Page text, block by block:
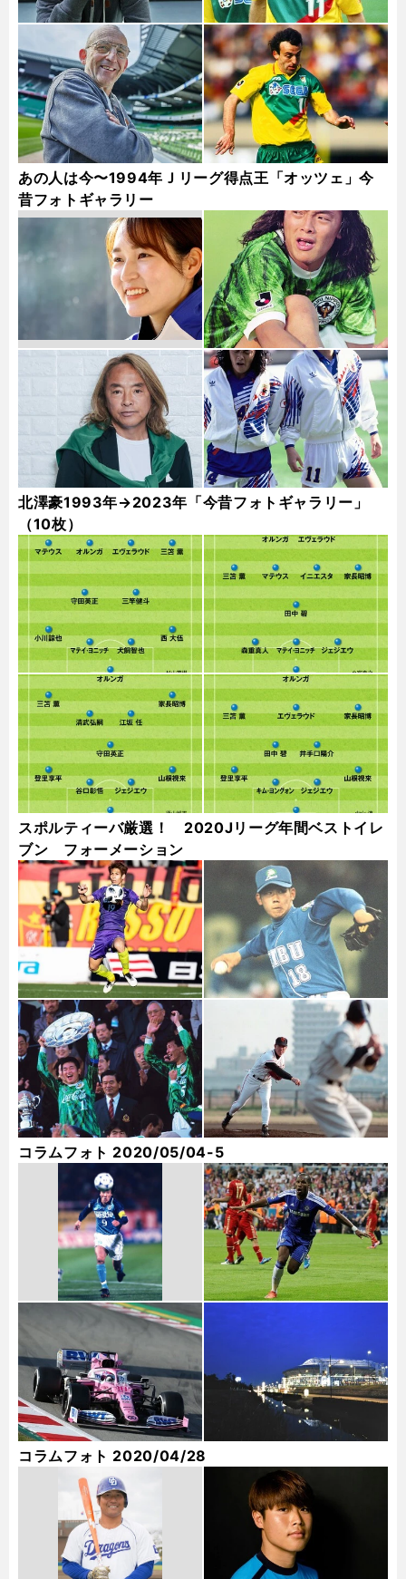
あの人は今〜1994年Ｊリーグ得点王「オッツェ」今
昔フォトギャラリー
北澤豪1993年→2023年「今昔フォトギャラリー」
（10枚）
スポルティーバ厳選！ 2020Jリーグ年間ベストイレ
ブン フォーメーション
コラムフォト 2020/05/04-5
コラムフォト 2020/04/28